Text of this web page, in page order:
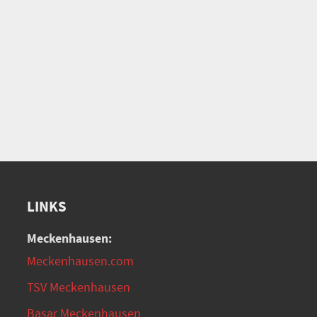
LINKS
Meckenhausen:
Meckenhausen.com
TSV Meckenhausen
Basar Meckenhausen